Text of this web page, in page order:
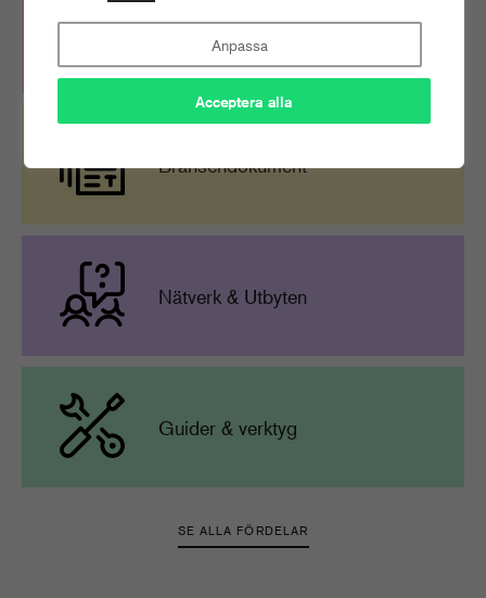
Anpassa
Acceptera alla
Expertpanel & Juridisk
rådgivning
Branschdokument
Nätverk & Utbyten
Guider & verktyg
SE ALLA FÖRDELAR